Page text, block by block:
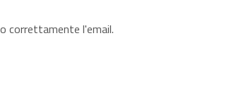
correttamente l'email.